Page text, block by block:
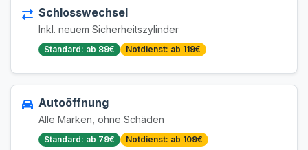
Schlosswechsel
Inkl. neuem Sicherheitszylinder
Standard: ab 89€ Notdienst: ab 119€
Autoöffnung
Alle Marken, ohne Schäden
Standard: ab 79€ Notdienst: ab 109€